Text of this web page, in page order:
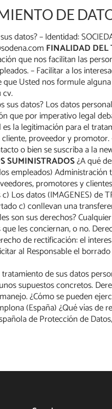
DE
datos? – Identidad:
FINALIDAD
que nos facilitan las
– Facilitar a los
Usted nos formule
cv.
datos? Los datos
que por imperativo legal
es la legitimación para el
proveedor y
o bien se suscriba a la
SUMINISTRADOS¿A qué
empleados)
promotores y
datos (IMAGENES) de
c) conllevan una
son sus derechos?
les conciernan, o no.
de rectificación: el
al Responsable el
de sus datos
supuestos concretos.
¿Cómo se pueden
(España) ¿Qué vías
de Protección de